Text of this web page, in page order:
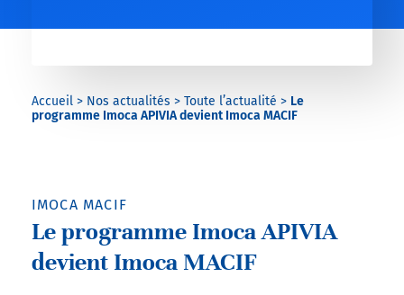
Accueil> Nos actualités > Toute l’actualité > Le
programme Imoca APIVIA devient Imoca MACIF
IMOCA MACIF
Le programme Imoca APIVIA
devient Imoca MACIF